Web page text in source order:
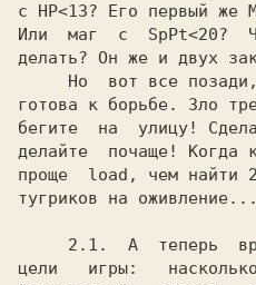
с HP<13? Eго первый же
Или  маг  с  SpPt<20?
делать? Он же и двух
готова к борьбе. Зло
бегите  на  улицу!
делайте  почаще! Когда
проще  load, чем найти
тугриков на оживление...
     2.1.
А  теперь
цели   игры: